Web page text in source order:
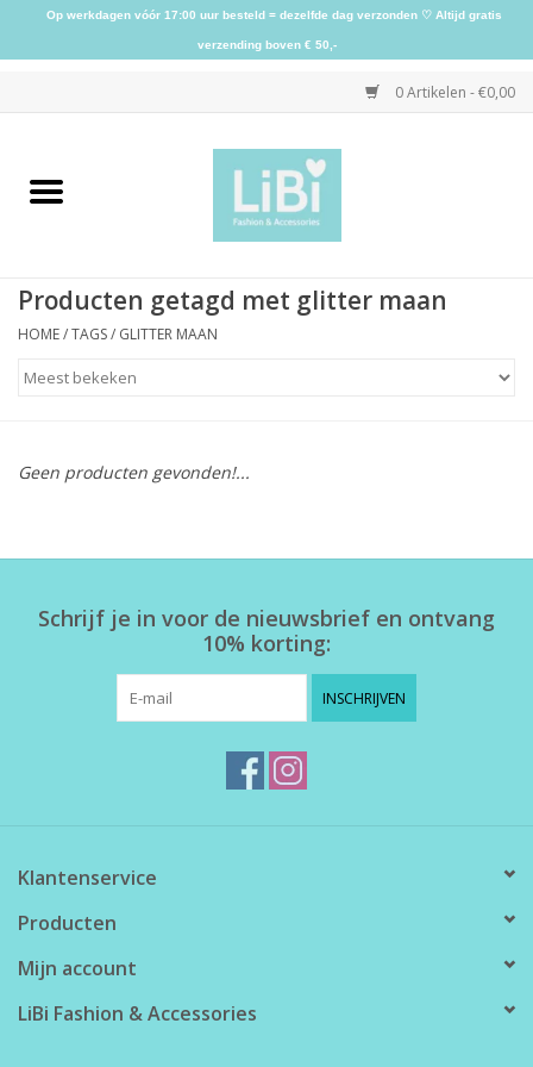
0 Artikelen - €0,00
Home
Schoenen
Herensokken
Producten getagd met glitter maan
HOME/TAGS/ GLITTER MAAN
Geen producten gevonden!...
Schrijf je in voor de nieuwsbrief en ontvang
10% korting:
INSCHRIJVEN
Klantenservice
Producten
Mijn account
LiBi Fashion & Accessories
Op werkdagen vóór 17:00 uur besteld = dezelfde dag verzonden ♡ Altijd gratis
verzending boven € 50,-